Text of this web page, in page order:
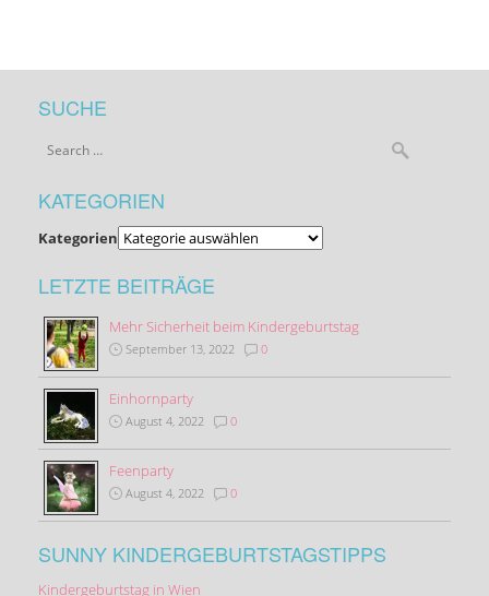
SUCHE
KATEGORIEN
Kategorien
LETZTE BEITRÄGE
Mehr Sicherheit beim Kindergeburtstag
September 13, 2022 0
Einhornparty
August 4, 2022 0
Feenparty
August 4, 2022 0
SUNNY KINDERGEBURTSTAGSTIPPS
Kindergeburtstag in Wien